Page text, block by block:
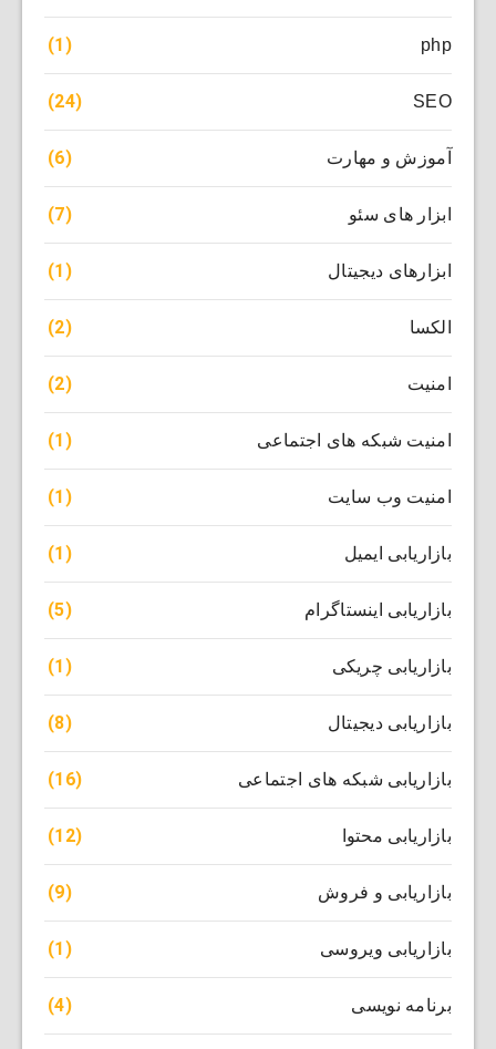
php
(1)
SEO
(24)
آموزش و مهارت (6)
ابزار های سئو (7)
ابزارهای دیجیتال (1)
الکسا (2)
امنیت (2)
امنیت شبکه های اجتماعی (1)
امنیت وب سایت (1)
بازاریابی ایمیل (1)
بازاریابی اینستاگرام (5)
بازاریابی چریکی (1)
بازاریابی دیجیتال (8)
بازاریابی شبکه های اجتماعی (16)
بازاریابی محتوا (12)
بازاریابی و فروش (9)
بازاریابی ویروسی (1)
برنامه نویسی (4)